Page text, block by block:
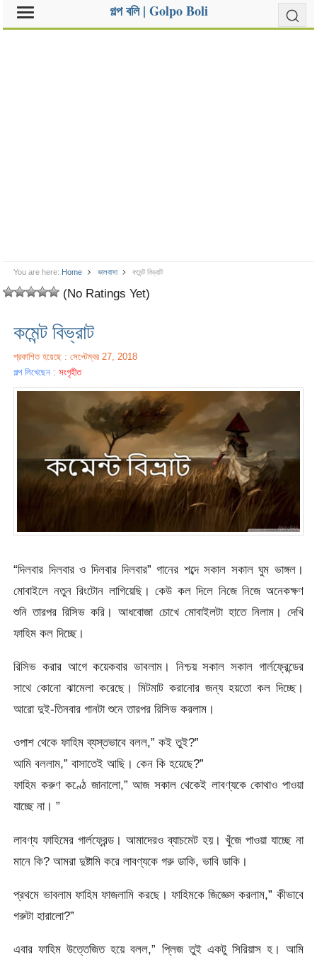
গল্প বলি | Golpo Boli
You are here: Home ভালবাসা কমেন্ট বিভ্রাট
(No Ratings Yet)
কমেন্ট বিভ্রাট
প্রকাশিত হয়েছে : সেপ্টেম্বর 27, 2018
গল্প লিখেছেন :সংগৃহীত
“দিলবার দিলবার ও দিলবার দিলবার” গানের শব্দে সকাল সকাল ঘুম ভাঙ্গল।
মোবাইলে নতুন রিংটোন লাগিয়েছি। কেউ কল দিলে নিজে নিজে অনেকক্ষণ
শুনি তারপর রিসিভ করি। আধবোজা চোখে মোবাইলটা হাতে নিলাম। দেখি
ফাহিম কল দিচ্ছে।
রিসিভ করার আগে কয়েকবার ভাবলাম। নিশ্চয় সকাল সকাল গার্লফ্রেন্ডের
সাথে কোনো ঝামেলা করেছে। মিটমাট করানোর জন্য হয়তো কল দিচ্ছে।
আরো দুই-তিনবার গানটা শুনে তারপর রিসিভ করলাম।
ওপাশ থেকে ফাহিম ব্যস্তভাবে বলল,” কই তুই?”
আমি বললাম,” বাসাতেই আছি। কেন কি হয়েছে?”
ফাহিম করুণ কণ্ঠে জানালো,” আজ সকাল থেকেই লাবণ্যকে কোথাও পাওয়া
যাচ্ছে না। ”
লাবণ্য ফাহিমের গার্লফ্রেন্ড। আমাদেরও ব্যাচমেট হয়। খুঁজে পাওয়া যাচ্ছে না
মানে কি? আমরা দুষ্টামি করে লাবণ্যকে গরু ডাকি, ভাবি ডাকি।
প্রথমে ভাবলাম ফাহিম ফাজলামি করছে। ফাহিমকে জিজ্ঞেস করলাম,” কীভাবে
গরুটা হারালো?”
এবার ফাহিম উত্তেজিত হয়ে বলল,” প্লিজ তুই একটু সিরিয়াস হ। আমি